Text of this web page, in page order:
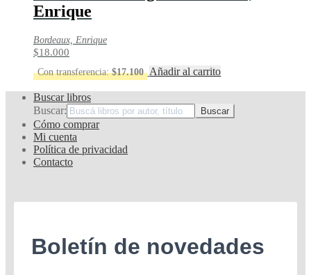
Enrique
Bordeaux, Enrique
$18.000
Con transferencia:$17.100 Añadir al carrito
Buscar libros
Buscar:
Cómo comprar
Mi cuenta
Política de privacidad
Contacto
Boletín de novedades